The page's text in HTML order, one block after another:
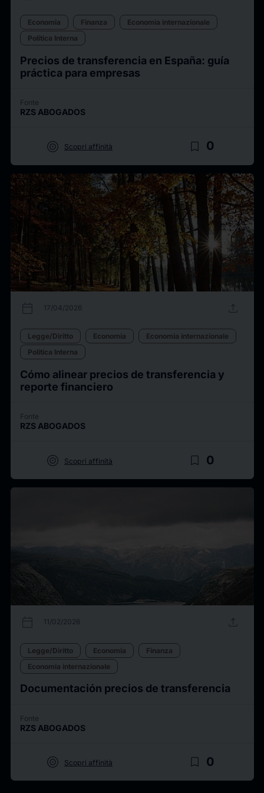
Economia Finanza
Economia internazionale
Politica Interna
Precios de transferencia en España: guía
práctica para empresas
Fonte
RZS ABOGADOS
target Scopri affinità bookmark_border 0
calendar_today 17/04/2026 upload
Legge/Diritto Economia
Economia internazionale
Politica Interna
Cómo alinear precios de transferencia y
reporte financiero
Fonte
RZS ABOGADOS
target Scopri affinità bookmark_border 0
calendar_today 11/02/2026 upload
Legge/Diritto Economia
Finanza
Economia internazionale
Documentación precios de transferencia
Fonte
RZS ABOGADOS
target Scopri affinità bookmark_border 0